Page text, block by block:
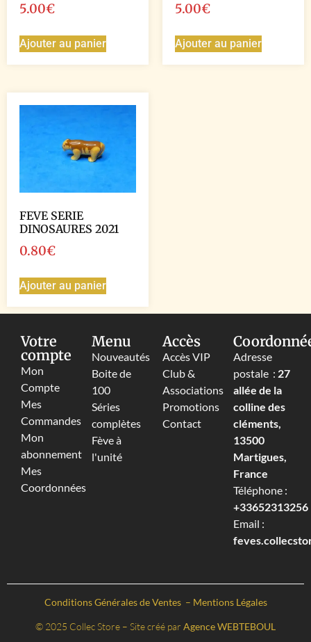
5.00€
Ajouter au panier
5.00€
Ajouter au panier
FEVE SERIE
DINOSAURES 2021
0.80€
Ajouter au panier
Votre
compte
Mon
Compte
Mes
Commandes
Mon
abonnement
Mes
Coordonnées
Menu
Nouveautés
Boite de
100
Séries
complètes
Fève à
l'unité
Accès
Accès VIP
Club &
Associations
Promotions
Contact
Adresse
postale : 27
allée de la
colline des
cléments,
13500
Martigues,
France
Téléphone :
+33652313256‬
Email :
Conditions Générales de Ventes – Mentions Légales
© 2025 Collec Store – Site créé par Agence WEBTEBOUL